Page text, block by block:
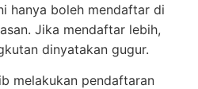
hanya boleh mendaftar di
Jika mendaftar lebih,
dinyatakan gugur.
melakukan pendaftaran